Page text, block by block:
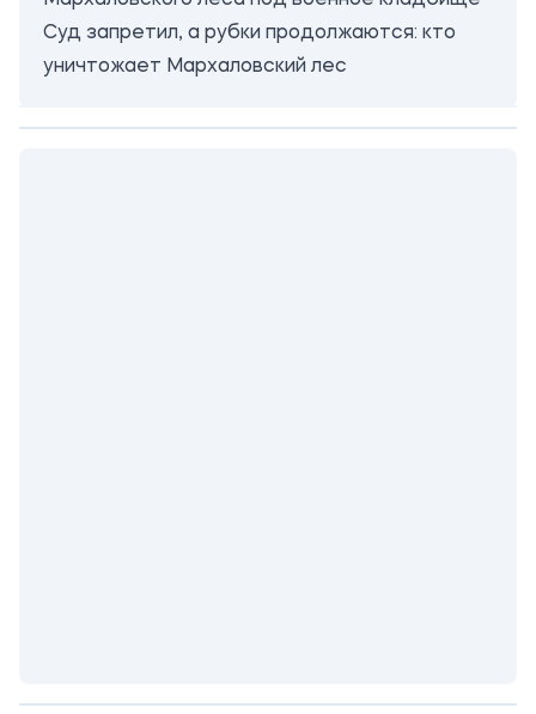
Суд запретил, а рубки продолжаются: кто
уничтожает Мархаловский лес